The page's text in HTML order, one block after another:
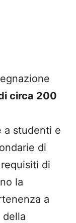
circa 200
a studenti e
di
di
la
a
della